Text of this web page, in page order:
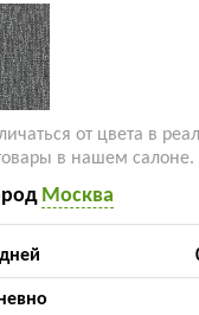
от цвета в
в нашем салоне.
Москва